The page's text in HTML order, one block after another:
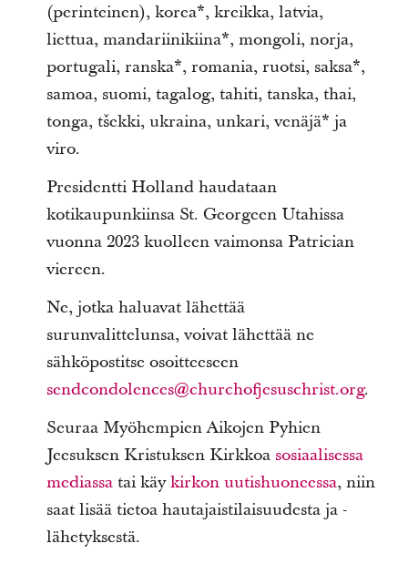
(perinteinen), korea*, kreikka, latvia,
liettua, mandariinikiina*, mongoli, norja,
portugali, ranska*, romania, ruotsi, saksa*,
samoa, suomi, tagalog, tahiti, tanska, thai,
tonga, tšekki, ukraina, unkari, venäjä* ja
viro.
Presidentti Holland haudataan
kotikaupunkiinsa St. Georgeen Utahissa
vuonna 2023 kuolleen vaimonsa Patrician
viereen.
Ne, jotka haluavat lähettää
surunvalittelunsa, voivat lähettää ne
sähköpostitse osoitteeseen
sendcondolences@churchofjesuschrist.org.
Seuraa Myöhempien Aikojen Pyhien
Jeesuksen Kristuksen Kirkkoa sosiaalisessa
mediassatai käykirkon uutishuoneessa, niin
saat lisää tietoa hautajaistilaisuudesta ja -
lähetyksestä.